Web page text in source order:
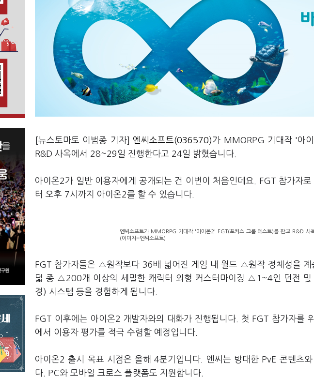
[뉴스토마토 이범종 기자] 엔씨소프트(036570)가 MMORPG 기대작 '아
R&D 사옥에서 28~29일 진행한다고 24일 밝혔습니다.
아이온2가 일반 이용자에게 공개되는 건 이번이 처음인데요. FGT 참가자
터 오후 7시까지 아이온2를 할 수 있습니다.
엔씨소프트가 MMORPG 기대작 '아이온2' FGT(포커스 그룹 테스트)를 판교 R&D 사
(이미지=엔씨소프트)
FGT 참가자들은 △원작보다 36배 넓어진 게임 내 월드 △원작 정체성을 계
덟 종 △200개 이상의 세밀한 캐릭터 외형 커스터마이징 △1~4인 던전 및
경) 시스템 등을 경험하게 됩니다.
FGT 이후에는 아이온2 개발자와의 대화가 진행됩니다. 첫 FGT 참가자를
에서 이용자 평가를 적극 수렴할 예정입니다.
아이온2 출시 목표 시점은 올해 4분기입니다. 엔씨는 방대한 PvE 콘텐츠
다. PC와 모바일 크로스 플랫폼도 지원합니다.